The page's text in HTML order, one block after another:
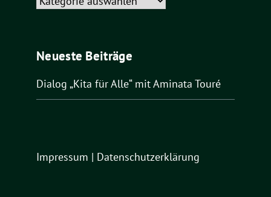
Neueste Beiträge
Dialog „Kita für Alle“ mit Aminata Touré
Impressum | Datenschutzerklärung